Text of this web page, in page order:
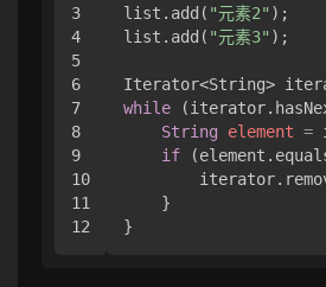
3
4
5
6
7
8
9
10
11
list.add( "元素2" );
list.add( "元素3" );
while
String
element =
if
    }